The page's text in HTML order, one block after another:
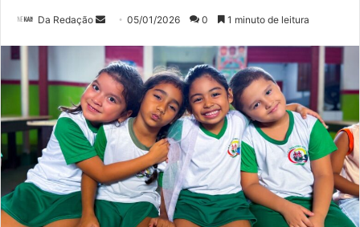
Da Redação
Mande
e-
mail
05/01/2026 0 1 minuto de leitura